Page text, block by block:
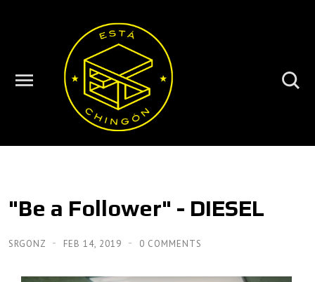
"Be a Follower" - DIESEL
SRGONZ FEB 14, 2019 0 COMMENTS